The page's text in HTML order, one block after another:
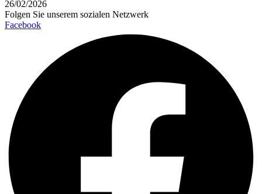
26/02/2026
Folgen Sie unserem sozialen Netzwerk
Facebook